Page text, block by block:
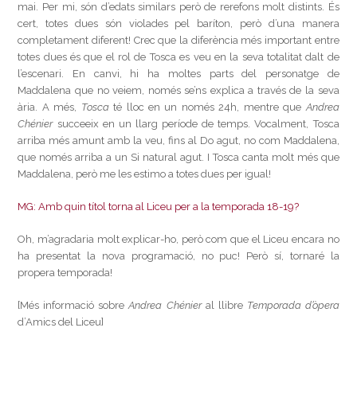
mai. Per mi, són d’edats similars però de rerefons molt distints. És
cert, totes dues són violades pel baríton, però d’una manera
completament diferent! Crec que la diferència més important entre
totes dues és que el rol de Tosca es veu en la seva totalitat dalt de
l’escenari. En canvi, hi ha moltes parts del personatge de
Maddalena que no veiem, només se’ns explica a través de la seva
ària. A més, Toscaté lloc en un només 24h, mentre queAndrea
Chéniersucceeix en un llarg període de temps. Vocalment, Tosca
arriba més amunt amb la veu, fins al Do agut, no com Maddalena,
que només arriba a un Si natural agut. I Tosca canta molt més que
Maddalena, però me les estimo a totes dues per igual!
MG: Amb quin títol torna al Liceu per a la temporada 18-19?
Oh, m’agradaria molt explicar-ho, però com que el Liceu encara no
ha presentat la nova programació, no puc! Però sí, tornaré la
propera temporada!
[Més informació sobreAndrea Chénieral llibre Temporada d’òpera
d’Amics del Liceu]